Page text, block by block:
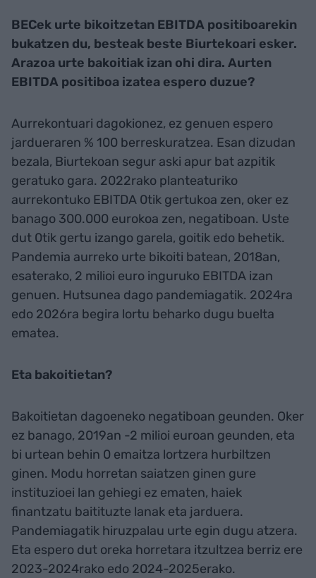
BECek urte bikoitzetan EBITDA positiboarekin
bukatzen du, besteak beste Biurtekoari esker.
Arazoa urte bakoitiak izan ohi dira. Aurten
EBITDA positiboa izatea espero duzue?
Aurrekontuari dagokionez, ez genuen espero
jardueraren % 100 berreskuratzea. Esan dizudan
bezala, Biurtekoan segur aski apur bat azpitik
geratuko gara. 2022rako planteaturiko
aurrekontuko EBITDA 0tik gertukoa zen, oker ez
banago 300.000 eurokoa zen, negatiboan. Uste
dut 0tik gertu izango garela, goitik edo behetik.
Pandemia aurreko urte bikoiti batean, 2018an,
esaterako, 2 milioi euro inguruko EBITDA izan
genuen. Hutsunea dago pandemiagatik. 2024ra
edo 2026ra begira lortu beharko dugu buelta
ematea.
Eta bakoitietan?
Bakoitietan dagoeneko negatiboan geunden. Oker
ez banago, 2019an -2 milioi euroan geunden, eta
bi urtean behin 0 emaitza lortzera hurbiltzen
ginen. Modu horretan saiatzen ginen gure
instituzioei lan gehiegi ez ematen, haiek
finantzatu baitituzte lanak eta jarduera.
Pandemiagatik hiruzpalau urte egin dugu atzera.
Eta espero dut oreka horretara itzultzea berriz ere
2023-2024rako edo 2024-2025erako.